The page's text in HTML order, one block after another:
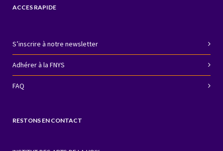
ACCES RAPIDE
S’inscrire à notre newsletter
Adhérer à la FNYS
FAQ
RESTONS EN CONTACT